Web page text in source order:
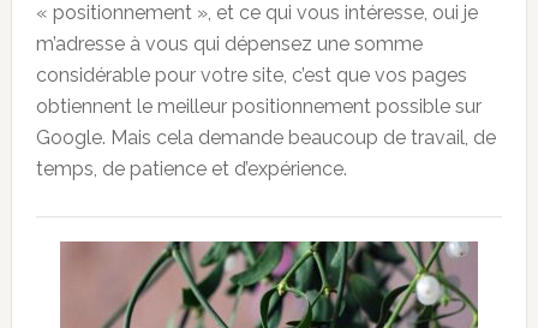
« positionnement », et ce qui vous intéresse, oui je
m’adresse à vous qui dépensez une somme
considérable pour votre site, c’est que vos pages
obtiennent le meilleur positionnement possible sur
Google. Mais cela demande beaucoup de travail, de
temps, de patience et d’expérience.